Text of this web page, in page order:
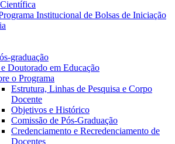
Institucional de Bolsas de Iniciação
graduação
Doutorado em Educação
o Programa
Estrutura, Linhas de Pesquisa e Corpo
Docente
Objetivos e Histórico
Comissão de Pós-Graduação
Credenciamento e Recredenciamento de
Docentes